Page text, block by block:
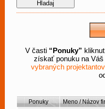
V časti “Ponuky”
získať ponuku na Váš
vybraných projektantov
Ponuky
Meno / Názov